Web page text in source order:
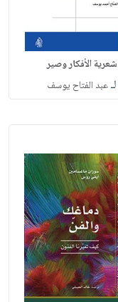
شعرية الأفكار وصير
لـعبد الفتاح يوسف